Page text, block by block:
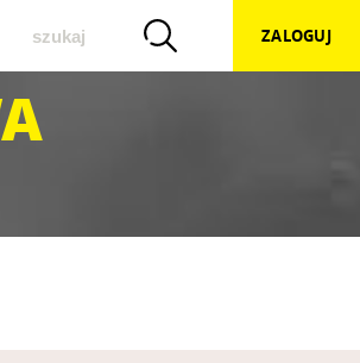
ZALOGUJ